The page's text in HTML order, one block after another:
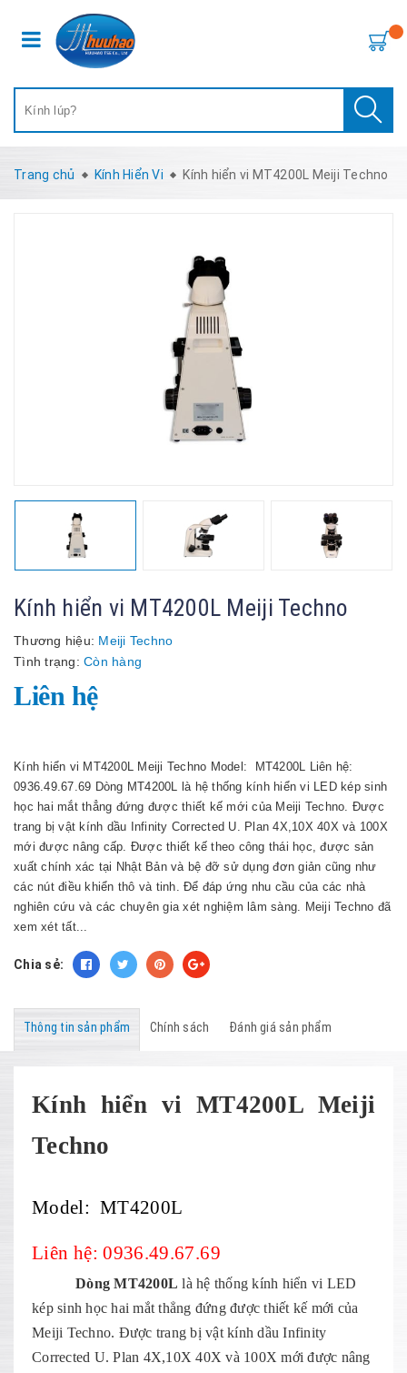
Trang chủ Kính Hiển Vi Kính hiển vi MT4200L Meiji Techno
Kính hiển vi MT4200L Meiji Techno
Thương hiệu: Meiji Techno
Tình trạng: Còn hàng
Liên hệ
Kính hiển vi MT4200L Meiji Techno Model: MT4200L Liên hệ:
0936.49.67.69 Dòng MT4200L là hệ thống kính hiển vi LED kép sinh
học hai mắt thẳng đứng được thiết kế mới của Meiji Techno. Được
trang bị vật kính dầu Infinity Corrected U. Plan 4X,10X 40X và 100X
mới được nâng cấp. Được thiết kế theo công thái học, được sản
xuất chính xác tại Nhật Bản và bệ đỡ sử dụng đơn giản cũng như
các nút điều khiển thô và tinh. Để đáp ứng nhu cầu của các nhà
nghiên cứu và các chuyên gia xét nghiệm lâm sàng. Meiji Techno đã
xem xét tất...
Chia sẻ:
Thông tin sản phẩm Chính sách Đánh giá sản phẩm
Kính hiển vi MT4200L Meiji
Techno
Model: MT4200L
Liên hệ: 0936.49.67.69
Dòng MT4200L là hệ thống kính hiển vi LED
kép sinh học hai mắt thẳng đứng được thiết kế mới của
Meiji Techno. Được trang bị vật kính dầu Infinity
Corrected U. Plan 4X,10X 40X và 100X mới được nâng